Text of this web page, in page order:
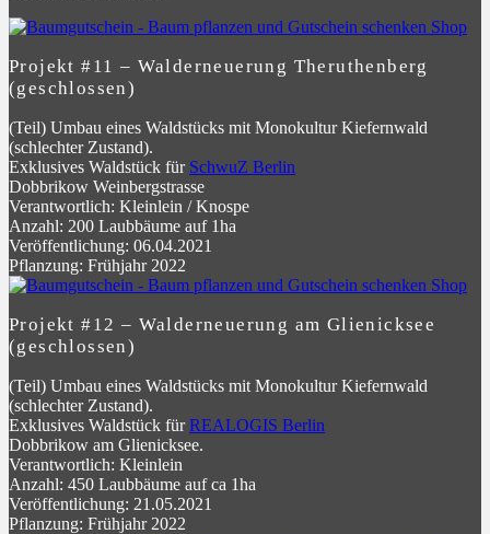
Projekt #11 – Walderneuerung Theruthenberg
(geschlossen)
(Teil) Umbau eines Waldstücks mit Monokultur Kiefernwald
(schlechter Zustand).
Exklusives Waldstück für SchwuZ Berlin
Dobbrikow Weinbergstrasse
Verantwortlich: Kleinlein / Knospe
Anzahl: 200 Laubbäume auf 1ha
Veröffentlichung: 06.04.2021
Pflanzung: Frühjahr 2022
Projekt #12 – Walderneuerung am Glienicksee
(geschlossen)
(Teil) Umbau eines Waldstücks mit Monokultur Kiefernwald
(schlechter Zustand).
Exklusives Waldstück fürREALOGIS Berlin
Dobbrikow am Glienicksee.
Verantwortlich: Kleinlein
Anzahl: 450 Laubbäume auf ca 1ha
Veröffentlichung: 21.05.2021
Pflanzung: Frühjahr 2022